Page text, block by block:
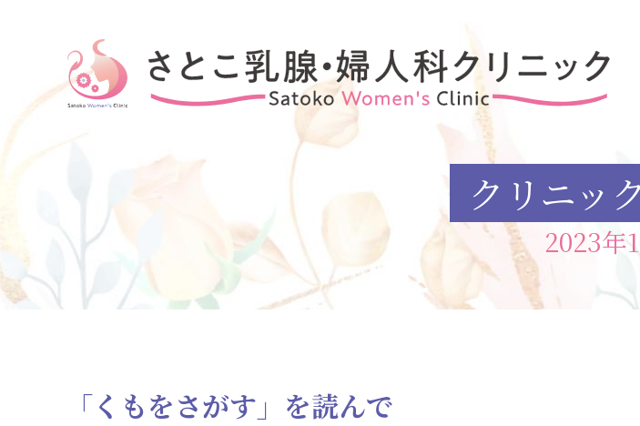
クリニッ
2023年
「くもをさがす」を読んで